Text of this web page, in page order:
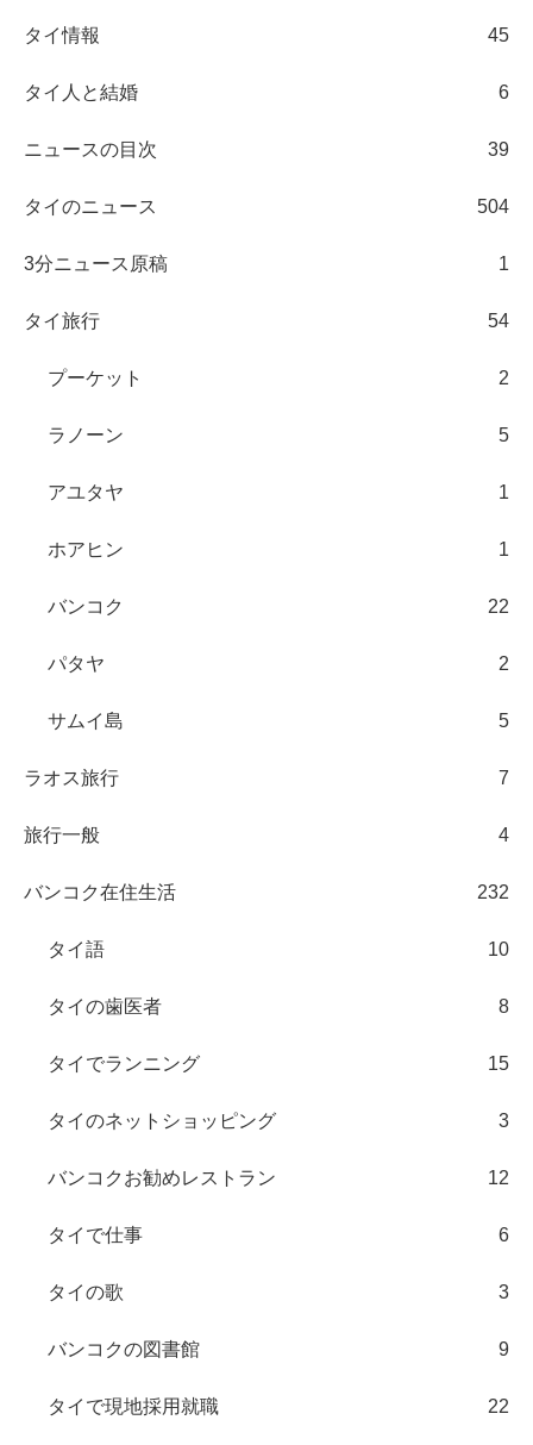
タイ情報 45
タイ人と結婚 6
ニュースの目次 39
タイのニュース 504
3分ニュース原稿 1
タイ旅行 54
プーケット 2
ラノーン 5
アユタヤ 1
ホアヒン 1
バンコク 22
パタヤ 2
サムイ島 5
ラオス旅行 7
旅行一般 4
バンコク在住生活 232
タイ語 10
タイの歯医者 8
タイでランニング 15
タイのネットショッピング 3
バンコクお勧めレストラン 12
タイで仕事 6
タイの歌 3
バンコクの図書館 9
タイで現地採用就職 22